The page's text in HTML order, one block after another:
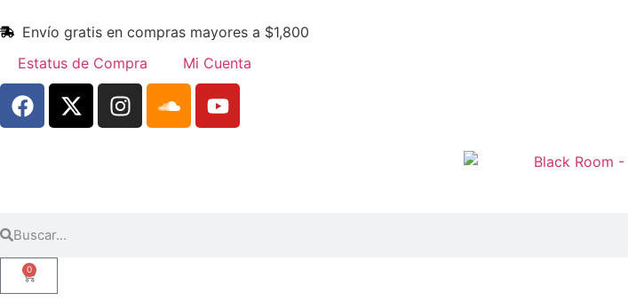
Envío gratis en compras mayores a $1,800
Estatus de Compra
Mi Cuenta
0